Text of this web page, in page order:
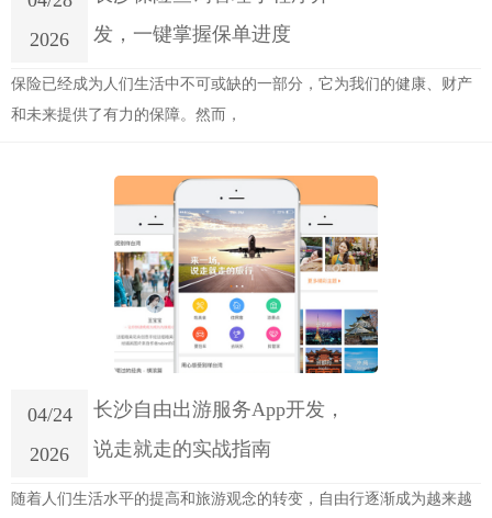
2026
发，一键掌握保单进度
保险已经成为人们生活中不可或缺的一部分，它为我们的健康、财产
和未来提供了有力的保障。然而，
04/24
2026
长沙自由出游服务App开发，
说走就走的实战指南
随着人们生活水平的提高和旅游观念的转变，自由行逐渐成为越来越